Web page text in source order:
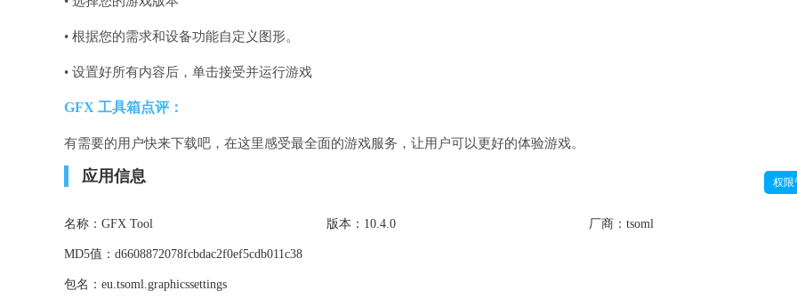
• 根据您的需求和设备功能自定义图形。
• 设置好所有内容后，单击接受并运行游戏
GFX 工具箱点评：
有需要的用户快来下载吧，在这里感受最全面的游戏服务，让用户可以更好的体验游戏。
应用信息 权限
名称： GFX Tool 版本： 10.4.0 厂商： tsoml
MD5值： d6608872078fcbdac2f0ef5cdb011c38
包名： eu.tsoml.graphicssettings